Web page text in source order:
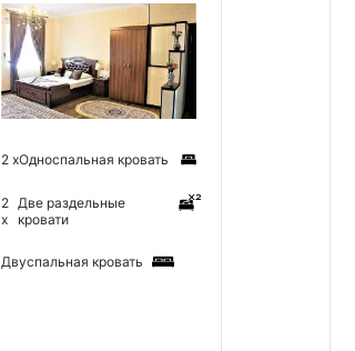
2 xОдноспальная кровать
2
x
Две раздельные
кровати
Двуспальная кровать